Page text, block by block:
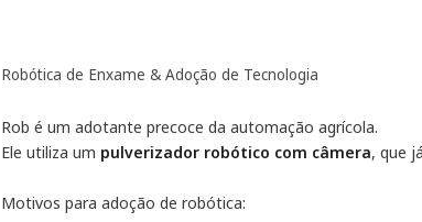
Robótica de Enxame & Adoção de Tecnologia
Rob é um adotante precoce da automação agrícola.
Ele utiliza um pulverizador robótico com câmera, que
Motivos para adoção de robótica: